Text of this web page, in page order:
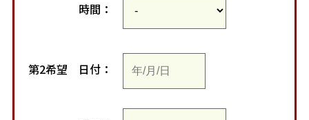
時間：
第2希望 日付：